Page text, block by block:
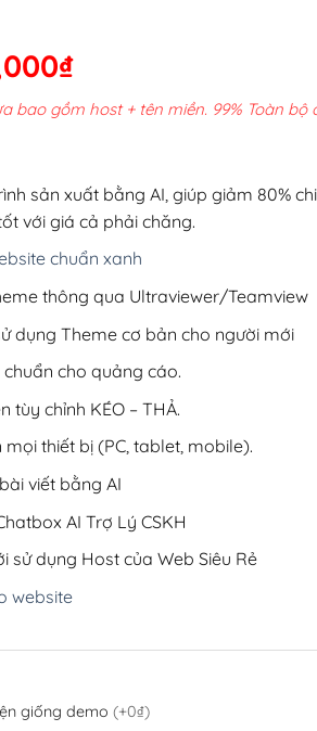
₫Giá
hiện
tại
220,000₫.
bao gồm host + tên miền. 99% Toàn bộ
sản xuất bằng AI, giúp giảm 80%
với giá cả phải chăng.
chuẩn xanh
thông qua Ultraviewer/Teamview
dụng Theme cơ bản cho người mới
chuẩn cho quảng cáo.
tùy chỉnh KÉO – THẢ.
thiết bị (PC, tablet, mobile).
viết bằng AI
AI Trợ Lý CSKH
sử dụng Host của Web Siêu Rẻ
website
giống demo (+0₫)